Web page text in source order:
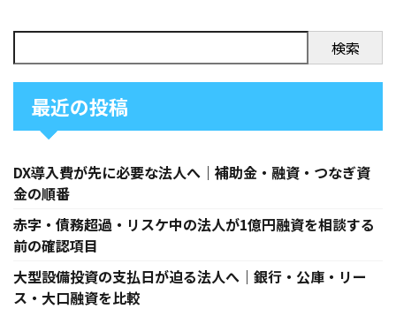
検索
最近の投稿
DX導入費が先に必要な法人へ｜補助金・融資・つなぎ資
金の順番
赤字・債務超過・リスケ中の法人が1億円融資を相談する
前の確認項目
大型設備投資の支払日が迫る法人へ｜銀行・公庫・リー
ス・大口融資を比較